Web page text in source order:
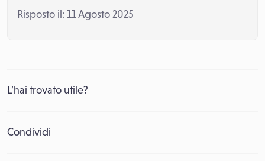
Risposto il: 11 Agosto 2025
L’hai trovato utile?
Condividi